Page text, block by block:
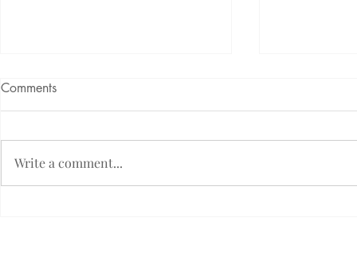
Comments
Write a comment...